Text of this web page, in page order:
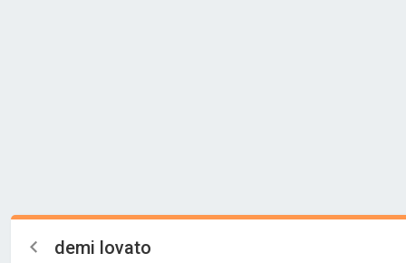
demi lovato